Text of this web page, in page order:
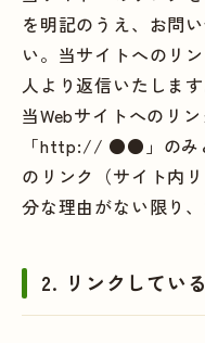
を明記のうえ、お問
い。当サイトへのリ
人より返信いたします
当Webサイトへのリ
「http:// ●●」のみ
のリンク（サイト内
分な理由がない限り、
2. リンクしてい